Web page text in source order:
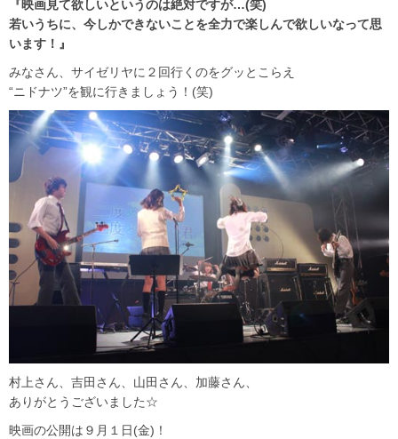
『映画見て欲しいというのは絶対ですが…(笑)
若いうちに、今しかできないことを全力で楽しんで欲しいなって思
います！』
みなさん、サイゼリヤに２回行くのをグッとこらえ
“ニドナツ”を観に行きましょう！(笑)
村上さん、吉田さん、山田さん、加藤さん、
ありがとうございました☆
映画の公開は９月１日(金)！